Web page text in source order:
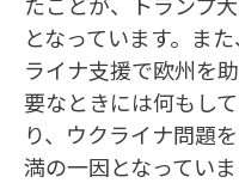
となっています。ま
ライナ支援で欧州を
要なときには何もし
り、ウクライナ問題
満の一因となっていま